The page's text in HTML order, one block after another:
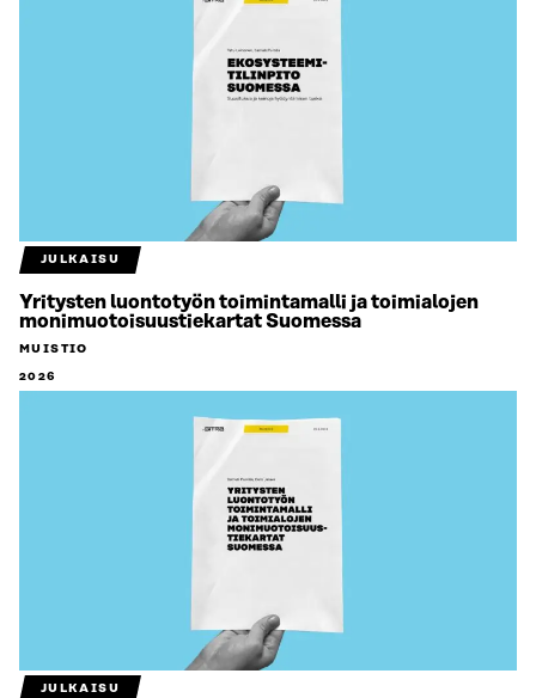
JULKAISU
Yritysten luontotyön toimintamalli ja toimialojen
monimuotoisuustiekartat Suomessa
MUISTIO
2026
JULKAISU